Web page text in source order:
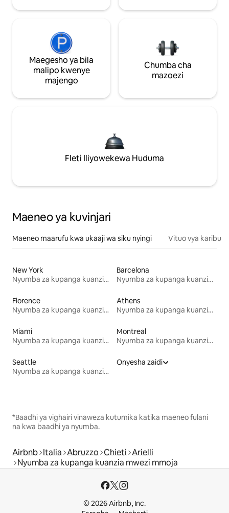
Maegesho ya bila
malipo kwenye
majengo
Chumba cha
mazoezi
Fleti Iliyowekewa Huduma
Maeneo ya kuvinjari
Maeneo maarufu kwa ukaaji wa siku nyingi Vituo vya karibu
New York
Nyumba za kupanga kuanzia mwezi mmoja
Barcelona
Nyumba za kupanga kuanzia mwezi mmoja
Florence
Nyumba za kupanga kuanzia mwezi mmoja
Athens
Nyumba za kupanga kuanzia mwezi mmoja
Miami
Nyumba za kupanga kuanzia mwezi mmoja
Montreal
Nyumba za kupanga kuanzia mwezi mmoja
Seattle
Nyumba za kupanga kuanzia mwezi mmoja
Onyesha zaidi
*Baadhi ya vighairi vinaweza kutumika katika maeneo fulani
na kwa baadhi ya nyumba.
Airbnb Italia Abruzzo Chieti Arielli
Nyumba za kupanga kuanzia mwezi mmoja
© 2026 Airbnb, Inc.